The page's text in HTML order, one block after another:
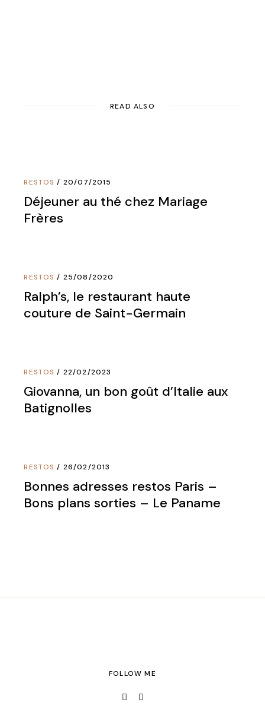
READ ALSO
RESTOS 20/07/2015
Déjeuner au thé chez Mariage
Frères
RESTOS 25/08/2020
Ralph’s, le restaurant haute
couture de Saint-Germain
RESTOS 22/02/2023
Giovanna, un bon goût d’Italie aux
Batignolles
RESTOS 26/02/2013
Bonnes adresses restos Paris –
Bons plans sorties – Le Paname
FOLLOW ME